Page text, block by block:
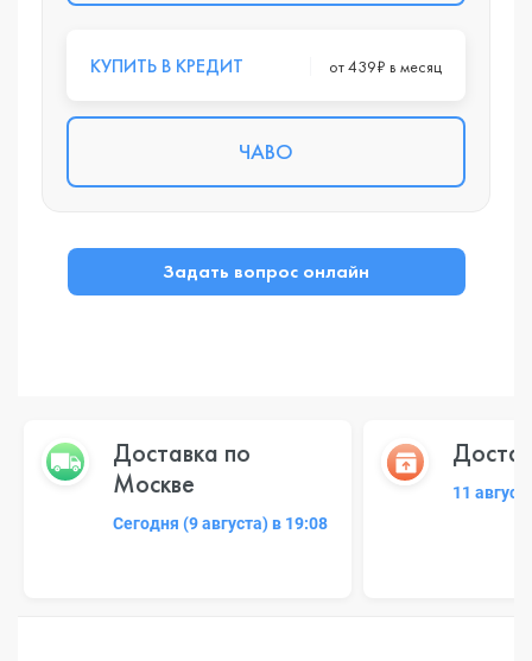
КУПИТЬ В КРЕДИТ от 439₽ в месяц
ЧАВО
Задать вопрос онлайн
Доставка по
Москве
Сегодня (9 августа) в 19:08
11